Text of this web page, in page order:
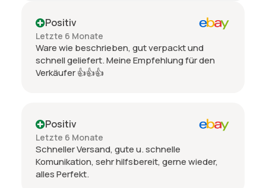
Positiv
Letzte 6 Monate
Ware wie beschrieben, gut verpackt und
schnell geliefert. Meine Empfehlung für den
Verkäufer 👍👍👍
Positiv
Letzte 6 Monate
Schneller Versand, gute u. schnelle
Komunikation, sehr hilfsbereit, gerne wieder,
alles Perfekt.